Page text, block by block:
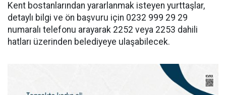
Kent bostanlarından yararlanmak isteyen yurttaşlar,
detaylı bilgi ve ön başvuru için 0232 999 29 29
numaralı telefonu arayarak 2252 veya 2253 dahili
hatları üzerinden belediyeye ulaşabilecek.